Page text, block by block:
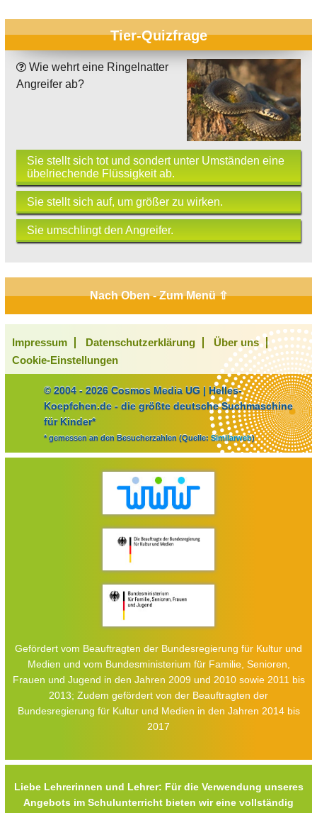
Tier-Quizfrage
Wie wehrt eine Ringelnatter
Angreifer ab?
Sie stellt sich tot und sondert unter Umständen eine
übelriechende Flüssigkeit ab.
Sie stellt sich auf, um größer zu wirken.
Sie umschlingt den Angreifer.
Nach Oben - Zum Menü ⇧
Impressum Datenschutzerklärung
Über uns
Cookie-Einstellungen
© 2004 - 2026 Cosmos Media UG | Helles-
Koepfchen.de - die größte deutsche Suchmaschine
für Kinder*
* gemessen an den Besucherzahlen (Quelle: Similarweb)
Gefördert vom Beauftragten der Bundesregierung für Kultur und
Medien und vom Bundesministerium für Familie, Senioren,
Frauen und Jugend in den Jahren 2009 und 2010 sowie 2011 bis
2013; Zudem gefördert von der Beauftragten der
Bundesregierung für Kultur und Medien in den Jahren 2014 bis
2017
Liebe Lehrerinnen und Lehrer: Für die Verwendung unseres
Angebots im Schulunterricht bieten wir eine vollständig